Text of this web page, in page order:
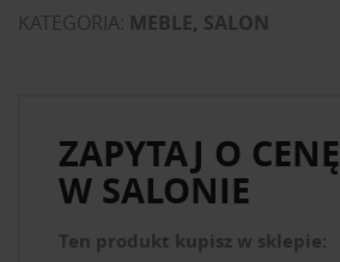
KATEGORIA: MEBLE, SALON
ZAPYTAJ O CENĘ
W SALONIE
Ten produkt kupisz w sklepie: